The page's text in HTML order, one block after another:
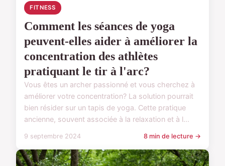
FITNESS
Comment les séances de yoga
peuvent-elles aider à améliorer la
concentration des athlètes
pratiquant le tir à l'arc?
Vous êtes un archer passionné et vous cherchez à
améliorer votre concentration? La solution pourrait
bien résider sur un tapis de yoga. Cette pratique
ancienne, souvent associée à la relaxation et à l...
9 septembre 2024 8 min de lecture →